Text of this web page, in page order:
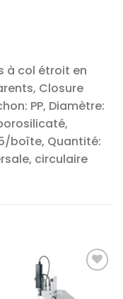
à col étroit en
Closure
PP, Diamètre:
boîte, Quantité:
circulaire